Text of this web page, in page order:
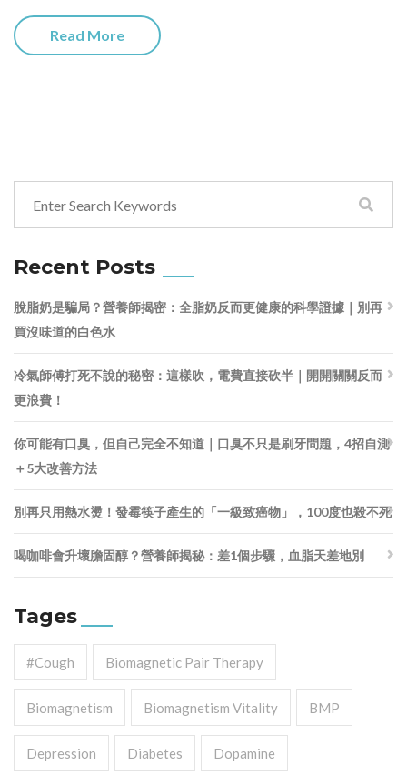
Read More
Recent Posts
脫脂奶是騙局？營養師揭密：全脂奶反而更健康的科學證據｜別再
買沒味道的白色水
冷氣師傅打死不說的秘密：這樣吹，電費直接砍半｜開開關關反而
更浪費！
你可能有口臭，但自己完全不知道｜口臭不只是刷牙問題，4招自測
＋5大改善方法
別再只用熱水燙！發霉筷子產生的「一級致癌物」，100度也殺不死
喝咖啡會升壞膽固醇？營養師揭秘：差1個步驟，血脂天差地別
Tages
#cough Biomagnetic Pair Therapy
Biomagnetism Biomagnetism Vitality BMP
Depression Diabetes Dopamine